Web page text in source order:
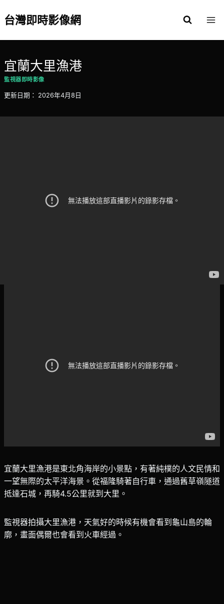
to台灣即時影像網
宜蘭大里漁港
監視器即時影像
更新日期： 2026年4月8日
宜蘭大里漁港是東北角海岸的小景點，有著純樸的人文民情和
一望無際的太平洋海景。從福隆騎著自行車，通過舊草嶺隧道
抵達石城，再騎4.5公里就到大里。
監視器拍攝大里漁港，天氣好的時候有機會看到龜山島的輪
廓，畫面偶爾也會看到火車經過。